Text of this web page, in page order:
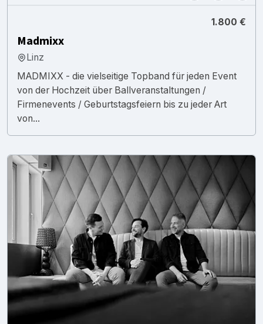
1.800 €
Madmixx
Linz
MADMIXX - die vielseitige Topband für jeden Event
von der Hochzeit über Ballveranstaltungen /
Firmenevents / Geburtstagsfeiern bis zu jeder Art
von...